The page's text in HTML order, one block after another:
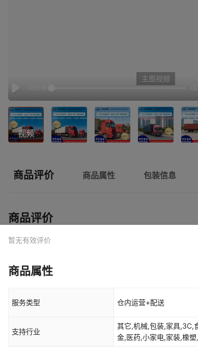
Play
主图视频
视频
商品评价 商品属性 包装信息
商品评价
暂无有效评价
商品属性
服务类型 仓内运营+配送
支持行业
其它,机械,包装,家具,3C,
金,医药,小家电,家装,橡